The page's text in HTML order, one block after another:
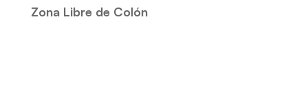
Zona Libre de Colón